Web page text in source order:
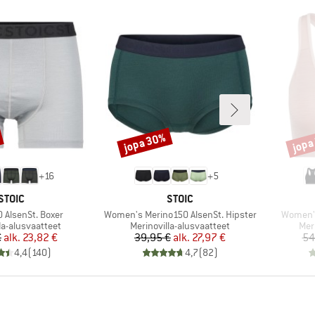
+16
AlsenSt. Boxer
alusvaatteet
Hinta
Alennettu hinta
alk. 23,82 €
4,4(140)
+5
MERKKI
STOIC
Tuote
Women's Merino150 AlsenSt. Hipster
Tuoteryhmä
Merinovilla-alusvaatteet
Hinta
39,95 € Alennettu hinta
alk. 27,97 €
4,7(82)
Alennus
jopa 30%
Tuote